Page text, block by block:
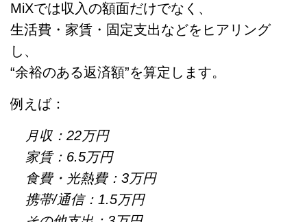
MiXでは収入の額面だけでなく、
生活費・家賃・固定支出などをヒアリング
し、
“余裕のある返済額”を算定します。
例えば：
月収：22万円
家賃：6.5万円
食費・光熱費：3万円
携帯/通信：1.5万円